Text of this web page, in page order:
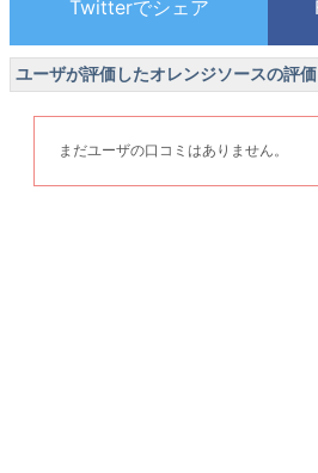
ユーザが評価したオレンジソースの評価
まだユーザの口コミはありません。